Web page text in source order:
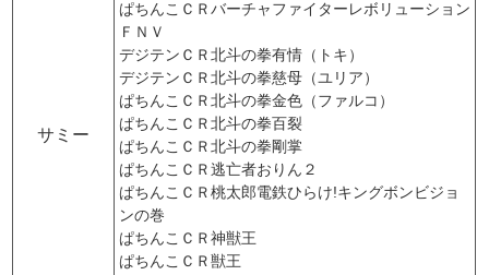
サミー
ぱちんこＣＲバーチャファイターレボリューション
ＦＮＶ
デジテンＣＲ北斗の拳有情（トキ）
デジテンＣＲ北斗の拳慈母（ユリア）
ぱちんこＣＲ北斗の拳金色（ファルコ）
ぱちんこＣＲ北斗の拳百裂
ぱちんこＣＲ北斗の拳剛掌
ぱちんこＣＲ逃亡者おりん２
ぱちんこＣＲ桃太郎電鉄ひらけ!キングボンビジョ
ンの巻
ぱちんこＣＲ神獣王
ぱちんこＣＲ獣王